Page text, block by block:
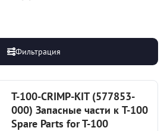
Фильтрация
T-100-CRIMP-KIT (577853-
000) Запасные части к T-100
Spare Parts for T-100